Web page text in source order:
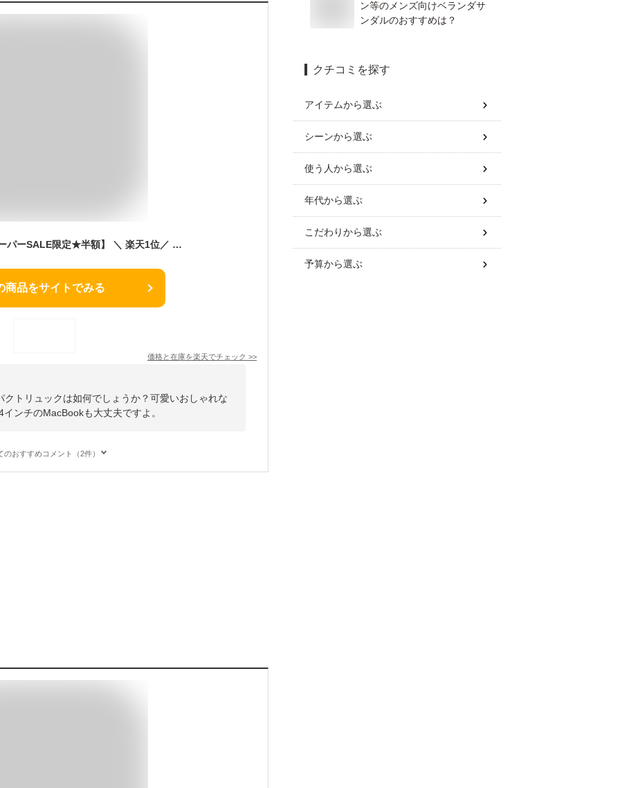
【MAX52％OFF！スーパーSALE限定★半額】 ＼ 楽天1位／ ビジネスリュック ノートpc リュック レディース ビジネス 通勤 小さめ 通勤リュック 女性 軽量 a4 きれいめ pcリュック 大容量 軽い 防水 PC 収納 13 14インチ 対応 おしゃれ pcバッグ 通勤バッグ 薄型 仕事
商品をサイトでみる
価格と在庫を楽天でチェック >>
トリュックは如何でしょうか？可愛いおしゃれな
ンチのMacBookも大丈夫ですよ。
のおすすめコメント（2件）
ン等のメンズ向けベランダサ
ンダルのおすすめは？
クチコミを探す
アイテムから選ぶ
シーンから選ぶ
使う人から選ぶ
年代から選ぶ
こだわりから選ぶ
予算から選ぶ